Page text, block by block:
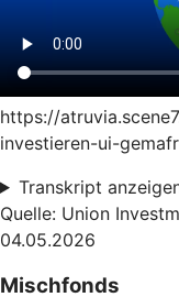
https://
investieren-ui-
Transkript
Quelle: Union
04.05.2026
Mischfonds